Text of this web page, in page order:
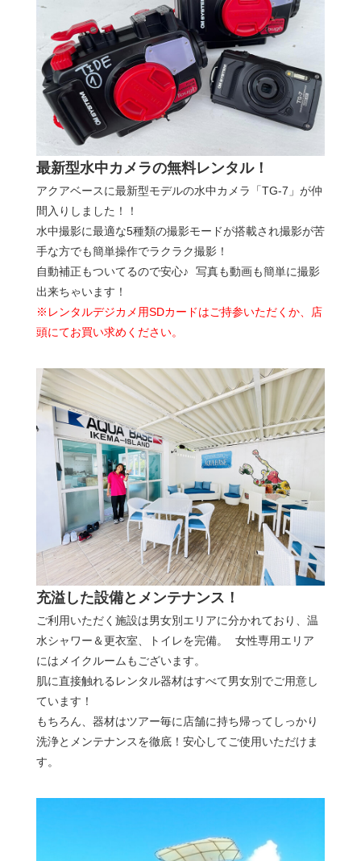
最新型水中カメラの無料レンタル！
アクアベースに最新型モデルの水中カメラ「TG-7」が仲
間入りしました！！
水中撮影に最適な5種類の撮影モードが搭載され撮影が苦
手な方でも簡単操作でラクラク撮影！
自動補正もついてるので安心♪ 写真も動画も簡単に撮影
出来ちゃいます！
※レンタルデジカメ用SDカードはご持参いただくか、店
頭にてお買い求めください。
充溢した設備とメンテナンス！
ご利用いただく施設は男女別エリアに分かれており、温
水シャワー＆更衣室、トイレを完備。 女性専用エリア
にはメイクルームもございます。
肌に直接触れるレンタル器材はすべて男女別でご用意し
ています！
もちろん、器材はツアー毎に店舗に持ち帰ってしっかり
洗浄とメンテナンスを徹底！安心してご使用いただけま
す。